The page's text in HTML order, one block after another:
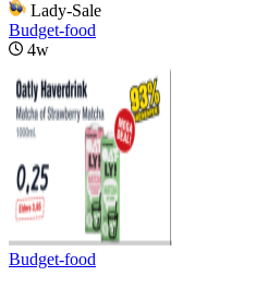
Lady-Sale
Budget-food
4w
Budget-food